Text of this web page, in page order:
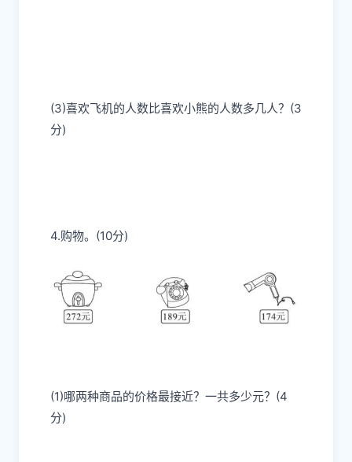
(3)喜欢飞机的人数比喜欢小熊的人数多几人？(3
分)
4.购物。(10分)
(1)哪两种商品的价格最接近？一共多少元？(4
分)